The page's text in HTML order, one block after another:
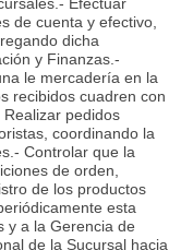
de cuenta y efectivo,
dicha
y Finanzas.-
le mercadería en la
recibidos cuadren con
pedidos
coordinando la
Controlar que la
de orden,
de los productos
esta
y a la Gerencia de
de la Sucursal hacia